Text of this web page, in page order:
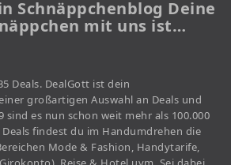
Schnäppchenblog Deine
mit uns ist…
Deals. DealGott ist dein
großartigen Auswahl an Deals und
sind es nun schon weit mehr als 100.000
findest du im Handumdrehen die
Mode & Fashion, Handytarife,